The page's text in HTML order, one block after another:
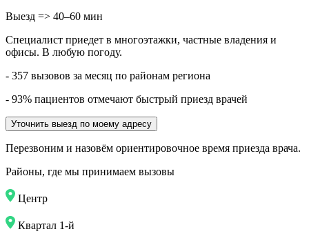
Выезд => 40–60 мин
Специалист приедет в многоэтажки, частные владения и
офисы. В любую погоду.
- 357 вызовов за месяц по районам региона
- 93% пациентов отмечают быстрый приезд врачей
Уточнить выезд по моему адресу
Перезвоним и назовём ориентировочное время приезда врача.
Районы, где мы принимаем вызовы
Центр
Квартал 1-й